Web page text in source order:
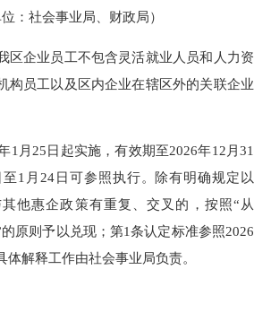
：社会事业局、财政局）
企业员工不包含灵活就业人员和人力资
构员工以及区内企业在辖区外的关联企业
25日起实施，有效期至2026年12月31
至1月24日可参照执行。除有明确规定以
他惠企政策有重复、交叉的，按照“从
原则予以兑现；第1条认定标准参照2026
解释工作由社会事业局负责。